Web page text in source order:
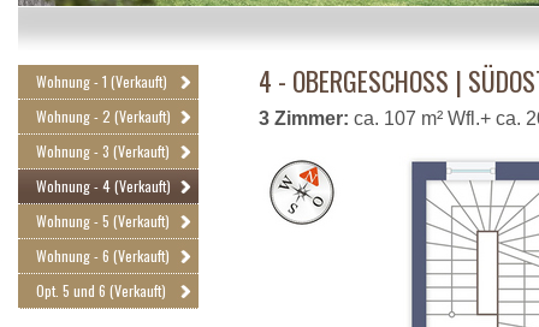
Wohnung - 1 (Verkauft)
Wohnung - 2 (Verkauft)
Wohnung - 3 (Verkauft)
Wohnung - 4 (Verkauft)
Wohnung - 5 (Verkauft)
Wohnung - 6 (Verkauft)
Opt. 5 und 6 (Verkauft)
4 - OBERGESCHOSS |
3 Zimmer: ca. 107 m² Wfl.+ ca.